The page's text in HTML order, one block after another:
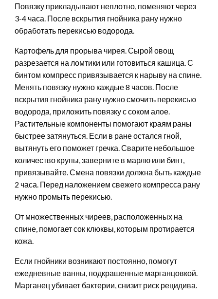
Повязку прикладывают неплотно, поменяют через
3-4 часа. После вскрытия гнойника рану нужно
обработать перекисью водорода.
Картофель для прорыва чирея. Сырой овощ
разрезается на ломтики или готовиться кашица. С
бинтом компресс привязывается к нарыву на спине.
Менять повязку нужно каждые 8 часов. После
вскрытия гнойника рану нужно смочить перекисью
водорода, приложить повязку с соком алое.
Растительные компоненты помогают краям раны
быстрее затянуться. Если в ране остался гной,
вытянуть его поможет гречка. Сварите небольшое
количество крупы, заверните в марлю или бинт,
привязывайте. Смена повязки должна быть каждые
2 часа. Перед наложением свежего компресса рану
нужно промыть перекисью.
От множественных чиреев, расположенных на
спине, помогает сок клюквы, которым протирается
кожа.
Если гнойники возникают постоянно, помогут
ежедневные ванны, подкрашенные марганцовкой.
Марганец убивает бактерии, снизит риск рецидива.